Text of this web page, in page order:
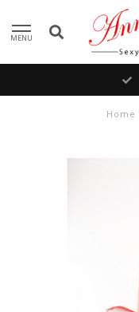
MENU
Home